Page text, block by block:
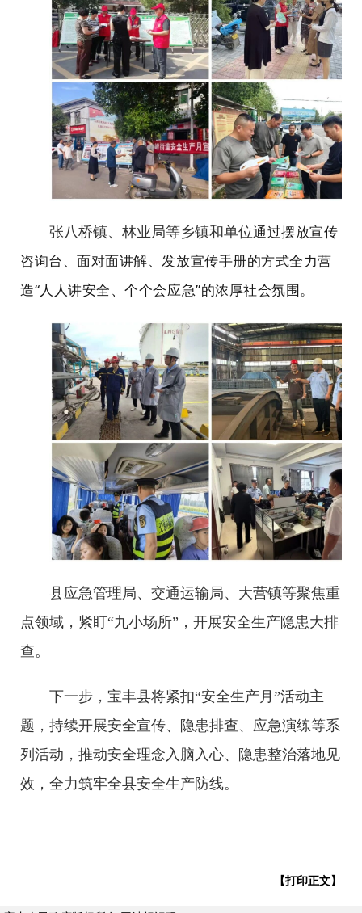
张八桥镇、林业局等乡镇和单位通过摆放宣传
咨询台、面对面讲解、发放宣传手册的方式全力营
造“人人讲安全、个个会应急”的浓厚社会氛围。
县应急管理局、交通运输局、大营镇等聚焦重
点领域，紧盯“九小场所”，开展安全生产隐患大排
查。
下一步，宝丰县将紧扣“安全生产月”活动主
题，持续开展安全宣传、隐患排查、应急演练等系
列活动，推动安全理念入脑入心、隐患整治落地见
效，全力筑牢全县安全生产防线。
【打印正文】